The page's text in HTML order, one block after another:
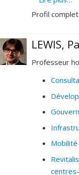
Profil complet
LEWIS,
Professeur